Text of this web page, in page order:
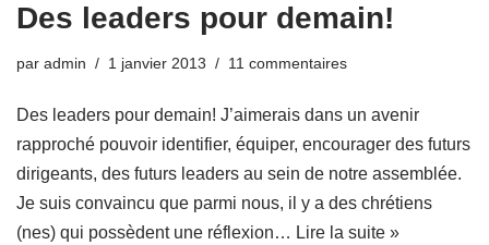
Des leaders pour demain!
par admin 1 janvier 2013 11 commentaires
Des leaders pour demain! J’aimerais dans un avenir
rapproché pouvoir identifier, équiper, encourager des futurs
dirigeants, des futurs leaders au sein de notre assemblée.
Je suis convaincu que parmi nous, il y a des chrétiens
(nes) qui possèdent une réflexion… Lire la suite »